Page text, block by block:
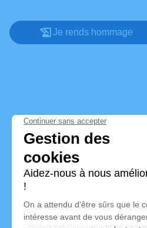
Je rends hommage